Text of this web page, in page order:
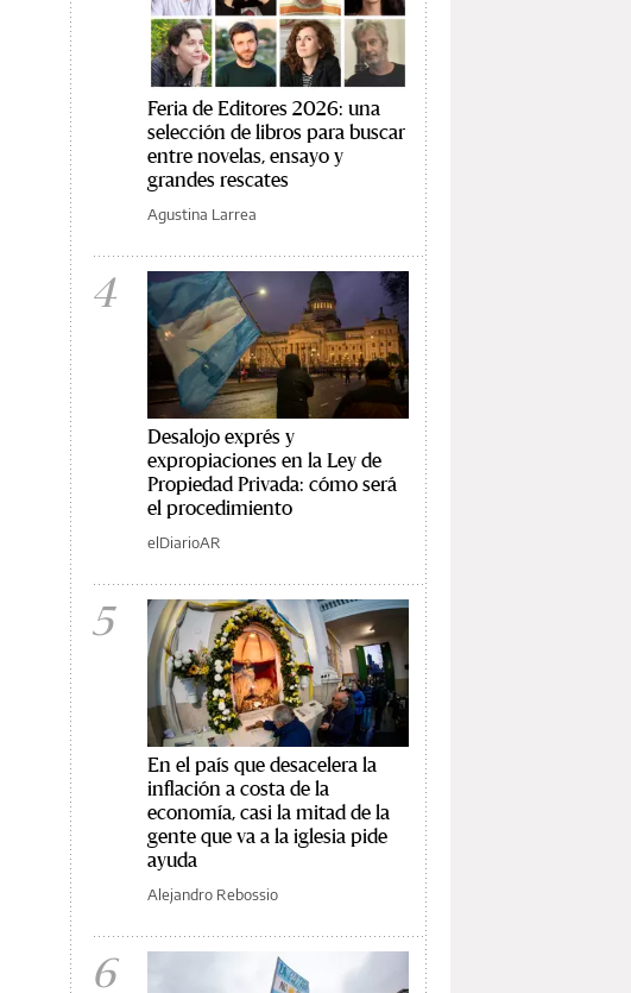
Feria de Editores 2026: una
selección de libros para buscar
entre novelas, ensayo y
grandes rescates
Agustina Larrea
4
Desalojo exprés y
expropiaciones en la Ley de
Propiedad Privada: cómo será
el procedimiento
elDiarioAR
5
En el país que desacelera la
inflación a costa de la
economía, casi la mitad de la
gente que va a la iglesia pide
ayuda
Alejandro Rebossio
6